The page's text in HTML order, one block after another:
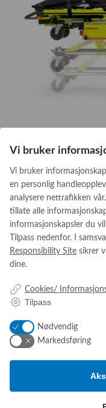
Kaya
M.I. Tech
Marshall
ORSIM
P3 Medical
Sensium
Telic Group
Thornhill Medical
TruCorp
VausSim
Weinnmann
Weyers
ZAC
Kartsana
Kartsana
hydraulisk. Den er
EN1789 – og perfekt
Se produkt:
K
a
r
a
B
r
Addresse:
Dalstuvegen 18
2340 Løten, Norge
Vi bruker
Vi bruker
en personlig
analysere nettrafikken
tillate alle
informasjonskapsler du
Tilpass nedenfor. I
Responsibility Site sikrer
dine.
Cookies/
Tilpass
Nødvendig
Markedsføring